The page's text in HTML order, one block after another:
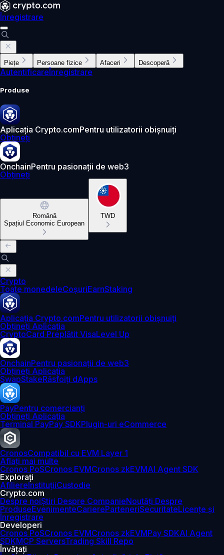
Înregistrare
Piețe Persoane fizice Afaceri Descoperă
AutentificareÎnregistrare
Produse
Aplicația Crypto.comPentru utilizatorii obișnuiți
Obțineți
OnchainPentru pasionații de web3
Obțineți
Română
Spațiul Economic European
TWD
Crypto
Toate monedeleCoșuriEarnStaking
Aplicația Crypto.comPentru utilizatorii obișnuiți
Obțineți Aplicația
CryptoCard Preplătit VisaLevel Up
OnchainPentru pasionații de web3
Obțineți Aplicația
SwapStakeRăsfoiți dApps
PayPentru comercianți
Obțineți Aplicația
Terminal PayPay SDKPlugin-uri eCommerce
CronosCompatibil cu EVM Layer 1
Aflați mai multe
Cronos PoSCronos EVMCronos zkEVMAI Agent SDK
Explorați
AfiliereInstituțiiCustodie
Crypto.com
Despre noiȘtiri Despre CompanieNoutăți Despre
ProduseEvenimenteCariereParteneriSecuritateLicențe și
Înregistrare
Developeri
Cronos PoSCronos EVMCronos zkEVMPay SDKAI Agent
SDKMCP ServersTrading Skill Repo
Învățați